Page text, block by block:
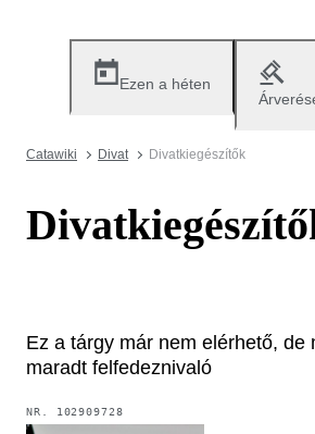
Ezen a héten
Catawiki Divat Divatkiegészítők
Ez a tárgy már nem elérhető, de
maradt felfedeznivaló
NR. 102909728